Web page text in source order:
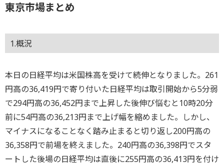
東京市場まとめ
1.概況
本日の日経平均は米国株高を受けて続伸となりました。261
円高の36,419円で寄り付いた日経平均は取引開始から5分弱
で294円高の36,452円まで上昇した後伸び悩むと10時20分
前に54円高の36,213円まで上げ幅を縮めました。しかし、
マイナスになることなく踏み止まると切り返し200円高の
36,358円で前場を終えました。240円高の36,398円でスタ
ートした後場の日経平均は直後に255円高の36,413円を付け